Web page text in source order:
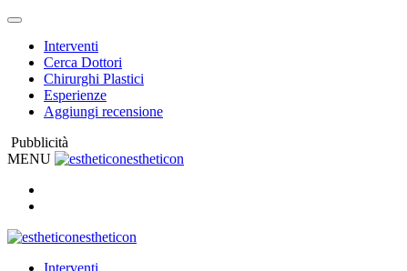
Interventi
Cerca Dottori
Chirurghi Plastici
Esperienze
Aggiungi recensione
Pubblicità
MENU
estheticon
estheticon
Interventi